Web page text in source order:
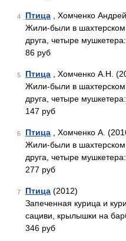
4 Птица , Хомченко
Жили-были в
друга, четыре
86 руб
5 Птица , Хомченко А.Н.
Жили-были в
друга, четыре
147 руб
6 Птица , Хомченко А.
Жили-были в
друга, четыре
277 руб
7 Птица (2012)
Запеченная курица и
сациви, крылышки на
346 руб